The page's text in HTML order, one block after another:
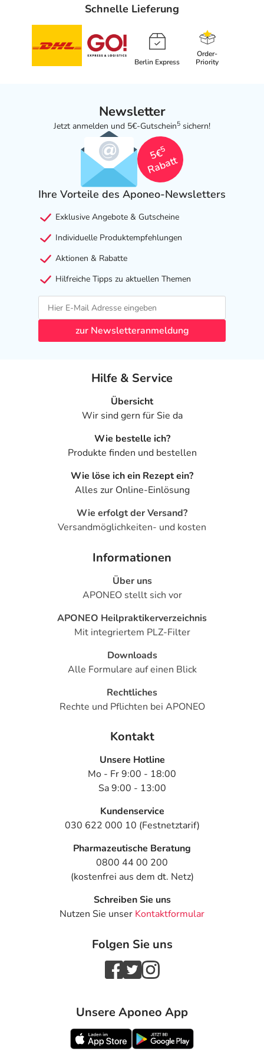
elektronische Adresse: www.kenvuecontact.eu
Angaben gem. EU-Produktsicherheitsverordnung (GPSR)
anzeigen
Schnelle Lieferung
Berlin Express
Order-
Priority
Newsletter
Jetzt anmelden und 5€-Gutschein5 sichern!
5€
5
Rabatt
Ihre Vorteile des Aponeo-Newsletters
Exklusive Angebote & Gutscheine
Individuelle Produktempfehlungen
Aktionen & Rabatte
Hilfreiche Tipps zu aktuellen Themen
zur Newsletteranmeldung
Hilfe & Service
Übersicht
Wir sind gern für Sie da
Wie bestelle ich?
Produkte finden und bestellen
Wie löse ich ein Rezept ein?
Alles zur Online-Einlösung
Wie erfolgt der Versand?
Versandmöglichkeiten- und kosten
Informationen
Über uns
APONEO stellt sich vor
APONEO Heilpraktikerverzeichnis
Mit integriertem PLZ-Filter
Downloads
Alle Formulare auf einen Blick
Rechtliches
Rechte und Pflichten bei APONEO
Kontakt
Unsere Hotline
Mo - Fr 9:00 - 18:00
Sa 9:00 - 13:00
Kundenservice
030 622 000 10 (Festnetztarif)
Pharmazeutische Beratung
0800 44 00 200
(kostenfrei aus dem dt. Netz)
Schreiben Sie uns
Nutzen Sie unser Kontaktformular
Folgen Sie uns
Unsere Aponeo App